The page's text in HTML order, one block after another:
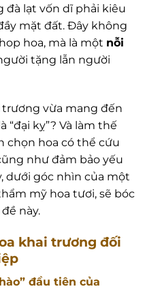
đà lạt vốn dĩ phải kiêu
mặt đất. Đây không
hoa, mà là một nỗi
tặng lẫn người
trương vừa mang đến
“đại kỵ”? Và làm thế
chọn hoa có thể cứu
như đảm bảo yếu
dưới góc nhìn của một
mỹ hoa tươi, sẽ bóc
này.
khai trương đối
đầu tiên của